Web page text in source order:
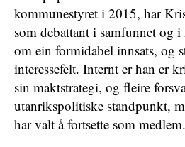
kommunestyret i 2015, har
som debattant i samfunnet og
om ein formidabel innsats, og
interessefelt. Internt er han er
sin maktstrategi, og fleire
utanrikspolitiske standpunkt,
har valt å fortsette som medlem.